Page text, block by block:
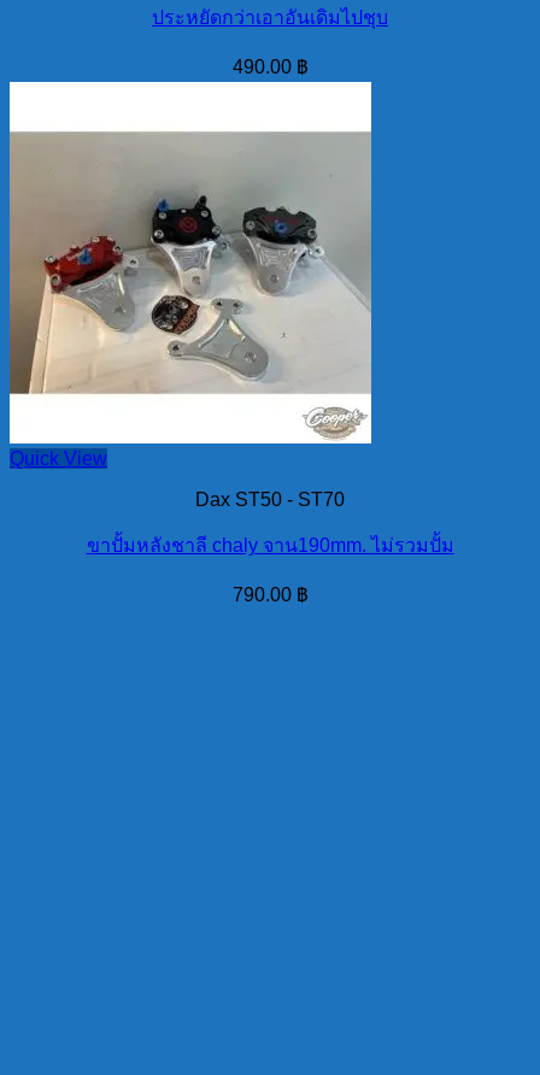
ประหยัดกว่าเอาอันเดิมไปชุบ
490.00 ฿
Quick View
Dax ST50 - ST70
ขาปั้มหลังชาลี chaly จาน190mm. ไม่รวมปั้ม
790.00 ฿